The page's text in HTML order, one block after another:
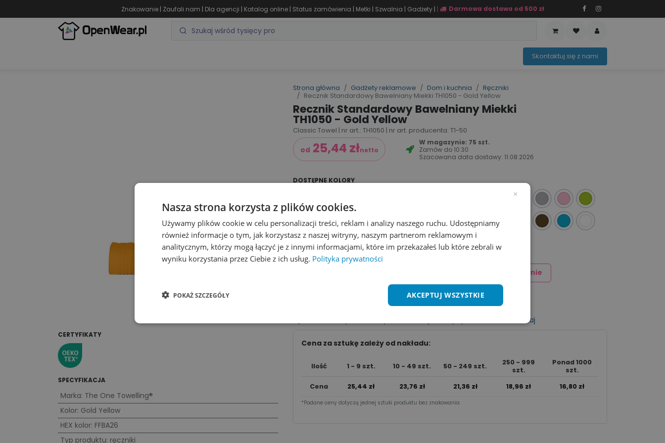
Znakowanie | Zaufali nam | Dla agencji | Katalog online | Status zamówienia | Metki | Szwalnia | Gadżety | | Darmowa dostawa od 500 zł
OFERTA SEZONOWASko​ntaktuj ​​​​się z nami​​​​
Strona główna Gadżety reklamowe Dom i kuchnia
Ręczniki
Recznik Standardowy Bawelniany Miekki TH1050 - Gold Yellow
Recznik Standardowy Bawelniany Miekki
TH1050 - Gold Yellow
Classic Towel | nr art.: TH1050 | nr art. producenta: T1-50
CERTYFIKATY
SPECYFIKACJA
Marka: The One Towelling®
Kolor: Gold Yellow
HEX kolor: FFBA26
Typ produktu: ręczniki
od 25,44 złnetto
W magazynie: 75 szt.
Zamów do 10:30
Szacowana data dostawy: 11.08.2026
DOSTĘPNE KOLORY
Dodaj znakowanie
Porównaj
Cena za sztu​kę zależy od nakładu:
Ilość 1 - 9 szt. 10 - 49 szt. 50 - 249 szt.
250 - 999
szt.
Ponad 1000
szt.
Cena
25,44 zł 23,76 zł 21,36 zł 18,96 zł 16,80 zł
*Podane ceny dotyczą jednej sztuki produktu bez znakowania.​
×
Nasza strona korzysta z plików cookies.
Używamy plików cookie w celu personalizacji treści, reklam i analizy naszego ruchu. Udostępniamy
również informacje o tym, jak korzystasz z naszej witryny, naszym partnerom reklamowym i
analitycznym, którzy mogą łączyć je z innymi informacjami, które im przekazałeś lub które zebrali w
wyniku korzystania przez Ciebie z ich usług. Polityka prywatności
AKCEPTUJ WSZYSTKIE
POKAŻ SZCZEGÓŁY